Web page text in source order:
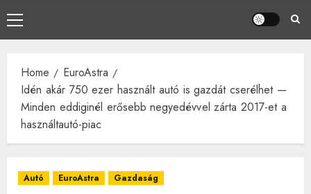
Primary
Menu
Home
EuroAstra
Idén akár 750 ezer használt autó is gazdát cserélhet —
Minden eddiginél erősebb negyedévvel zárta 2017-et a
használtautó-piac
Autó EuroAstra Gazdaság